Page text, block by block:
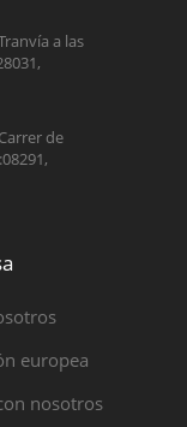
a las
de
europea
nosotros